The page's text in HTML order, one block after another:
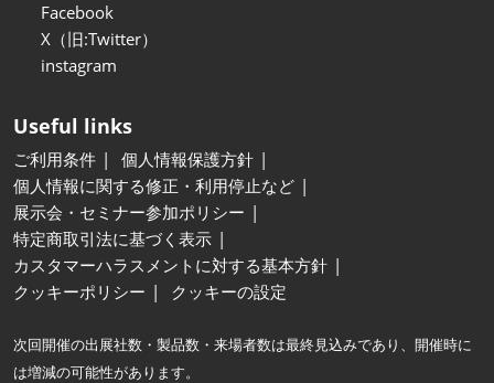
Facebook
X（旧:Twitter）
instagram
Useful links
ご利用条件
個人情報保護方針
個人情報に関する修正・利用停止など
展示会・セミナー参加ポリシー
特定商取引法に基づく表示
カスタマーハラスメントに対する基本方針
クッキーポリシー
クッキーの設定
次回開催の出展社数・製品数・来場者数は最終見込みであり、開催時に
は増減の可能性があります。